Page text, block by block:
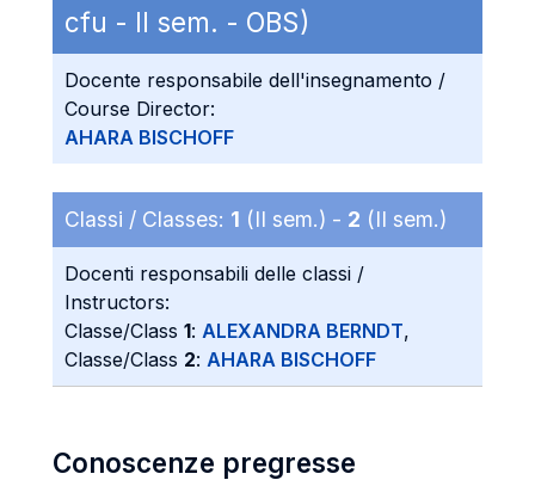
cfu - II sem. - OBS)
Docente responsabile dell'insegnamento /
Course Director:
AHARA BISCHOFF
Classi / Classes: 1 (II sem.) - 2 (II sem.)
Docenti responsabili delle classi /
Instructors:
Classe/Class 1: ALEXANDRA BERNDT,
Classe/Class 2: AHARA BISCHOFF
Conoscenze pregresse